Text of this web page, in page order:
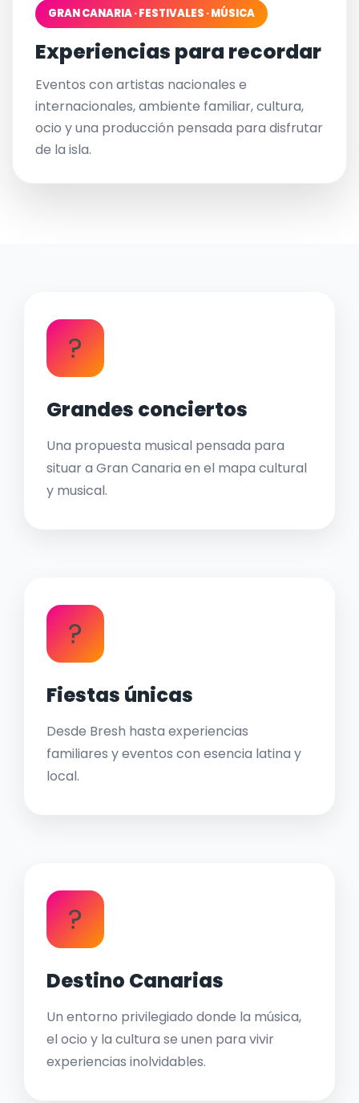
GRAN CANARIA · FESTIVALES · MÚSICA
Experiencias para recordar
Eventos con artistas nacionales e
internacionales, ambiente familiar, cultura,
ocio y una producción pensada para disfrutar
de la isla.
?
Grandes conciertos
Una propuesta musical pensada para
situar a Gran Canaria en el mapa cultural
y musical.
?
Fiestas únicas
Desde Bresh hasta experiencias
familiares y eventos con esencia latina y
local.
?
Destino Canarias
Un entorno privilegiado donde la música,
el ocio y la cultura se unen para vivir
experiencias inolvidables.